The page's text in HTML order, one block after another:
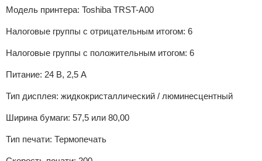
Модель принтера: Toshiba TRST-A00
Налоговые группы с отрицательным итогом: 6
Налоговые группы с положительным итогом: 6
Питание: 24 В, 2,5 А
Тип дисплея: жидкокристаллический / люминесцентный
Ширина бумаги: 57,5 или 80,00
Тип печати: Термопечать